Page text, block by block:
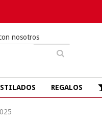
nosotros
REGALOS